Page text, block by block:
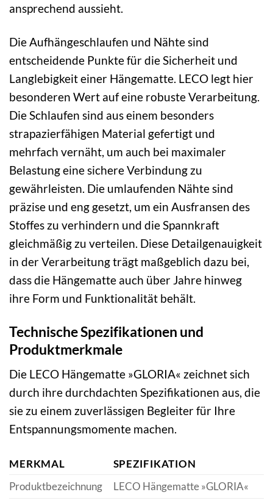
ansprechend aussieht.
Die Aufhängeschlaufen und Nähte sind
entscheidende Punkte für die Sicherheit und
Langlebigkeit einer Hängematte. LECO legt hier
besonderen Wert auf eine robuste Verarbeitung.
Die Schlaufen sind aus einem besonders
strapazierfähigen Material gefertigt und
mehrfach vernäht, um auch bei maximaler
Belastung eine sichere Verbindung zu
gewährleisten. Die umlaufenden Nähte sind
präzise und eng gesetzt, um ein Ausfransen des
Stoffes zu verhindern und die Spannkraft
gleichmäßig zu verteilen. Diese Detailgenauigkeit
in der Verarbeitung trägt maßgeblich dazu bei,
dass die Hängematte auch über Jahre hinweg
ihre Form und Funktionalität behält.
Technische Spezifikationen und
Produktmerkmale
Die LECO Hängematte »GLORIA« zeichnet sich
durch ihre durchdachten Spezifikationen aus, die
sie zu einem zuverlässigen Begleiter für Ihre
Entspannungsmomente machen.
MERKMAL
SPEZIFIKATION
Produktbezeichnung
LECO Hängematte »GLORIA«